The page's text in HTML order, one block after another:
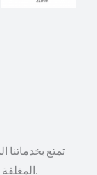
تمتع